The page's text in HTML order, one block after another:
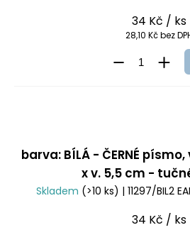
34 Kč / ks
28,10 Kč bez
barva: BÍLÁ - ČERNÉ
x v. 5,5 cm -
Skladem (>10 ks) | 11297/BIL2
34 Kč / ks